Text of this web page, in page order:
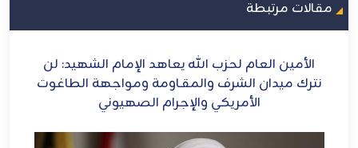
مقالات مرتبطة
الأمين العام لحزب الله يعاهد الإمام الشهيد: لن
نترك ميدان الشرف والمقـاومة ومواجهة الطاغوت
الأمريكي والإجرام الصهيوني